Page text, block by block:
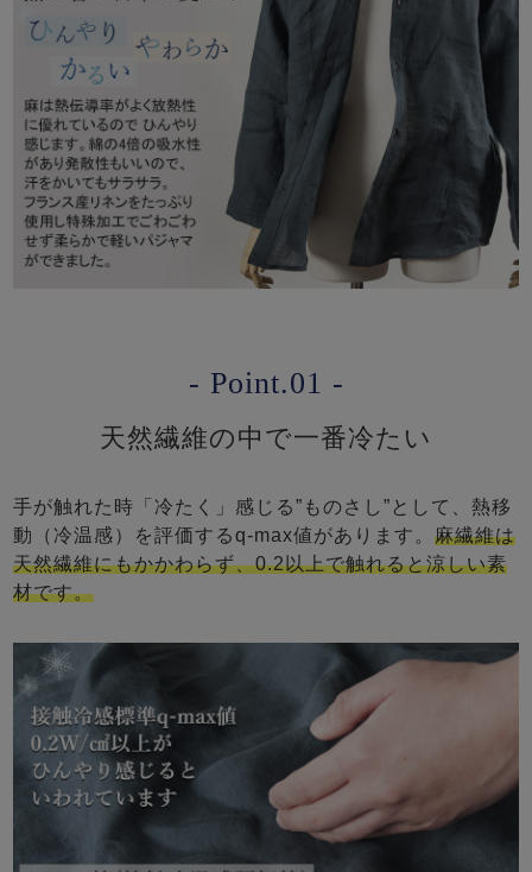
- Point.01 -
天然繊維の中で一番冷たい
手が触れた時「冷たく」感じる”ものさし”として、熱移
動（冷温感）を評価するq-max値があります。麻繊維は
天然繊維にもかかわらず、0.2以上で触れると涼しい素
材です。